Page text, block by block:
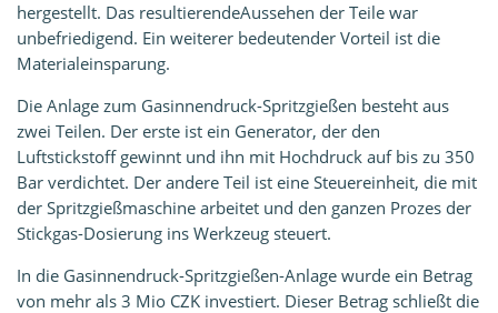
hergestellt. Das resultierendeAussehen der Teile war
unbefriedigend. Ein weiterer bedeutender Vorteil ist die
Materialeinsparung.
Die Anlage zum Gasinnendruck-Spritzgießen besteht aus
zwei Teilen. Der erste ist ein Generator, der den
Luftstickstoff gewinnt und ihn mit Hochdruck auf bis zu 350
Bar verdichtet. Der andere Teil ist eine Steuereinheit, die mit
der Spritzgießmaschine arbeitet und den ganzen Prozes der
Stickgas-Dosierung ins Werkzeug steuert.
In die Gasinnendruck-Spritzgießen-Anlage wurde ein Betrag
von mehr als 3 Mio CZK investiert. Dieser Betrag schließt die